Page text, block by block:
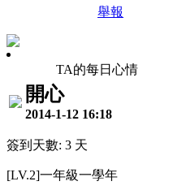
舉報
TA的每日心情
開心
2014-1-12 16:18
簽到天數: 3 天
[LV.2]一年級一學年